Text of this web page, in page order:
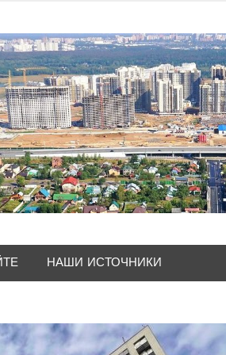
НАШИ ИСТОЧНИКИ